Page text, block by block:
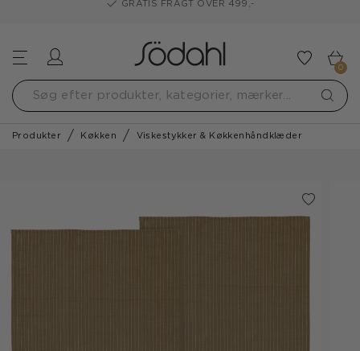
Tilføj
0
Produkter Køkken Viskestykker & Køkkenhåndklæder